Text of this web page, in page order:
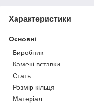
Характеристики
Основні
Виробник
Камені вставки
Стать
Розмір кільця
Матеріал